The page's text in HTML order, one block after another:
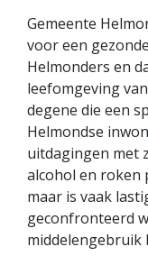
Gemeente
voor een
Helmonders en
leefomgeving
degene die een
Helmondse
uitdagingen met
alcohol en roken
maar is vaak
geconfronteerd
middelengebruik